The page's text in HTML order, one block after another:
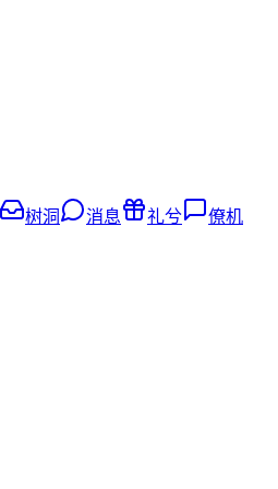
树洞 消息 礼兮 僚机